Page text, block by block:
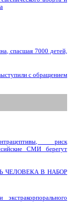
7000 детей,
с обращением
риск
СМИ берегут
ЧЕЛОВЕКА В НАБОР